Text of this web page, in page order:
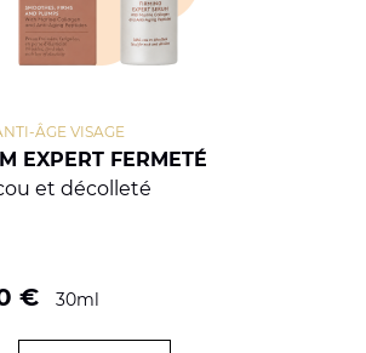
EXPERT FERMETÉ
ÂGE VISAGE
et décolleté
€ 30ml